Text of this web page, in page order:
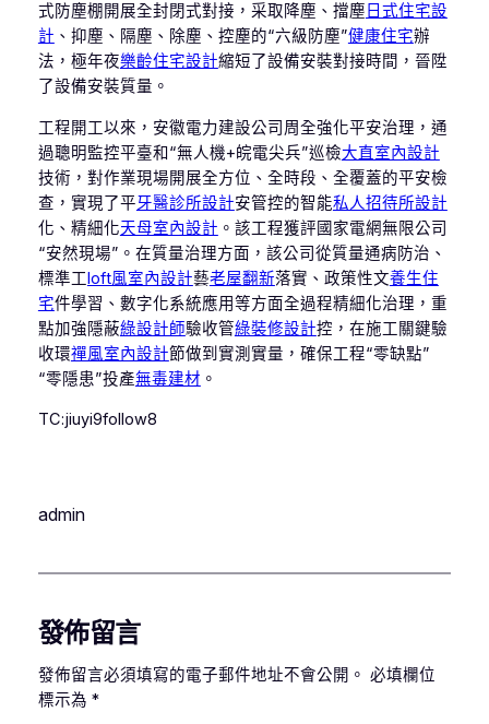
式防塵棚開展全封閉式對接，采取降塵、擋塵 日式住宅設
計 、抑塵、隔塵、除塵、控塵的“六級防塵”健康住宅辦
法，極年夜樂齡住宅設計縮短了設備安裝對接時間，晉陞
了設備安裝質量。
工程開工以來，安徽電力建設公司周全強化平安治理，通
過聰明監控平臺和“無人機+皖電尖兵”巡檢大直室內設計
技術，對作業現場開展全方位、全時段、全覆蓋的平安檢
查，實現了平牙醫診所設計安管控的智能私人招待所設計
化、精細化天母室內設計 。該工程獲評國家電網無限公司
“安然現場”。在質量治理方面，該公司從質量通病防治、
標準工loft風室內設計藝老屋翻新落實、政策性文養生住
宅件學習、數字化系統應用等方面全過程精細化治理，重
點加強隱蔽綠設計師驗收管綠裝修設計控，在施工關鍵驗
收環禪風室內設計節做到實測實量，確保工程“零缺點”
“零隱患”投產無毒建材 。
TC:jiuyi9follow8
admin
發佈留言
發佈留言必須填寫的電子郵件地址不會公開。 必填欄位
標示為 *